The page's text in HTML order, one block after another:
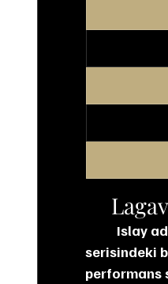
Islay
serisindeki
performans